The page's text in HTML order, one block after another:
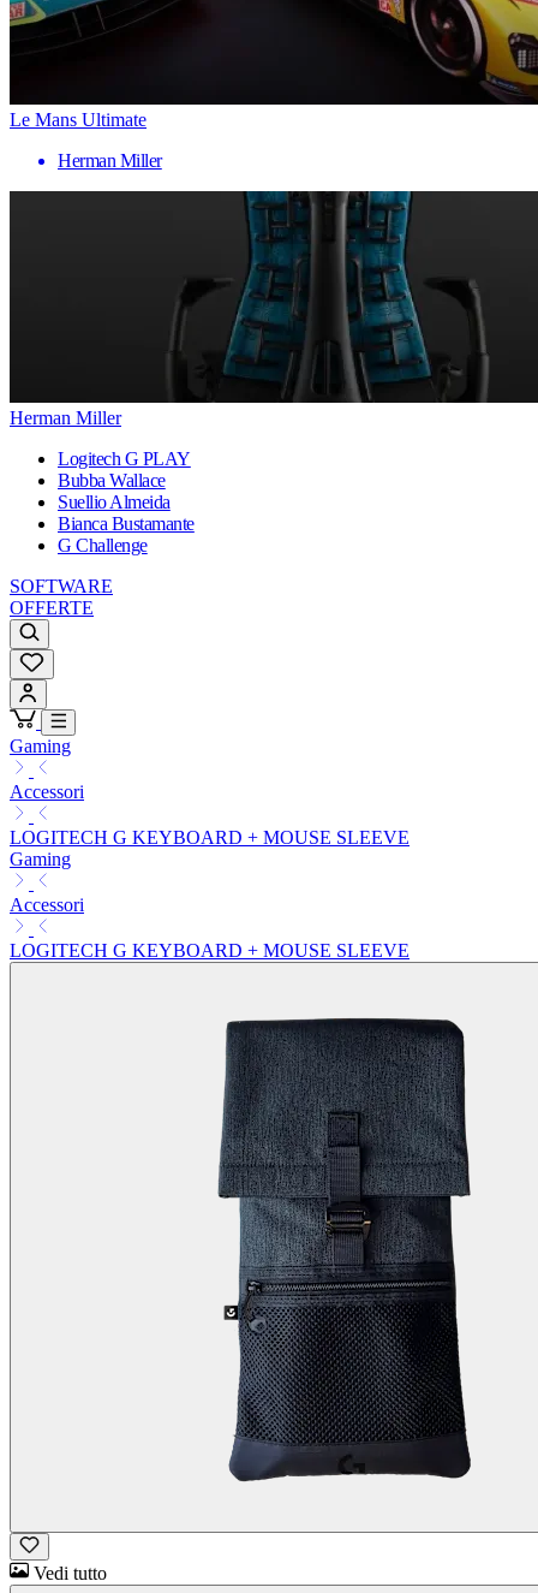
Le Mans Ultimate
Herman Miller
Herman Miller
Logitech G PLAY
Bubba Wallace
Suellio Almeida
Bianca Bustamante
G Challenge
SOFTWARE
OFFERTE
Gaming
Accessori
LOGITECH G KEYBOARD + MOUSE SLEEVE
Gaming
Accessori
LOGITECH G KEYBOARD + MOUSE SLEEVE
Vedi tutto